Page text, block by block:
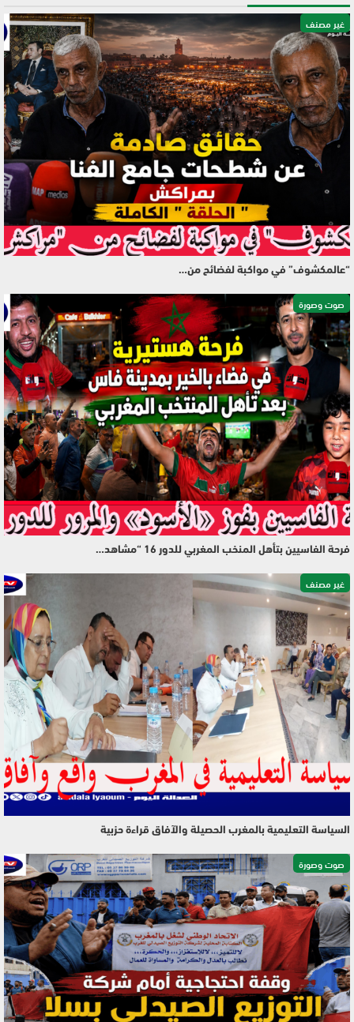
غير مصنف
“عالمكشوف” في مواكبة لفضائح من…
صوت وصورة
فرحة الفاسيين بتأهل المنخب المغربي للدور 16 “مشاهد…
غير مصنف
السياسة التعليمية بالمغرب الحصيلة والآفاق قراءة حزبية
صوت وصورة